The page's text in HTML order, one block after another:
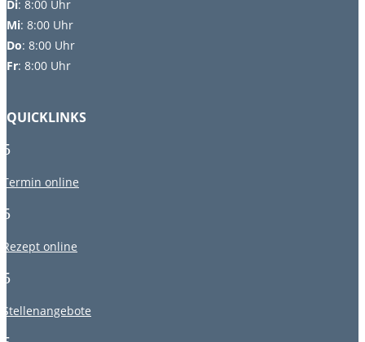
Di: 8:00 Uhr
Mi: 8:00 Uhr
Do: 8:00 Uhr
Fr: 8:00 Uhr
QUICKLINKS
5
Termin online
5
Rezept online
5
Stellenangebote